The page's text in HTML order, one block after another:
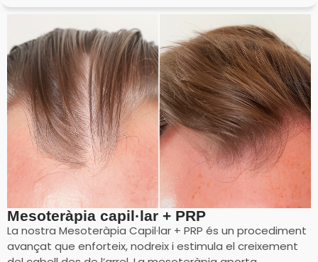
Mesoteràpia capil·lar + PRP
La nostra Mesoteràpia Capil·lar + PRP és un procediment
avançat que enforteix, nodreix i estimula el creixement